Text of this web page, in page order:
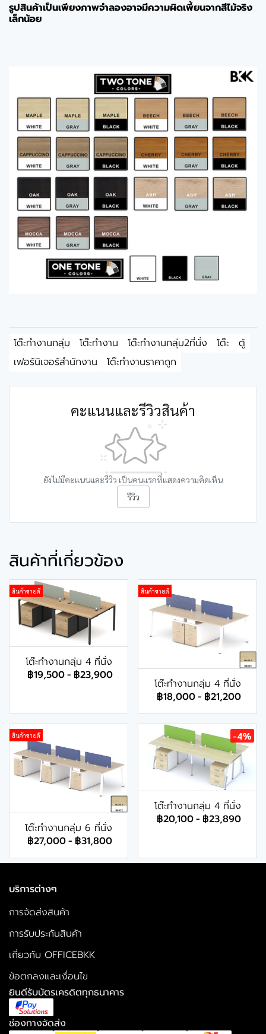
รูปสินค้าเป็นเพียงภาพจำลองอาจมีความผิดเพี้ยนจากสีไม้จริง
เล็กน้อย
โต๊ะทำงานกลุ่ม โต๊ะทำงาน โต๊ะทำงานกลุ่ม2ที่นั่ง โต๊ะ
ตู้
เฟอร์นิเจอร์สำนักงาน
โต๊ะทำงานราคาถูก
คะแนนและรีวิวสินค้า
ยังไม่มีคะแนนและรีวิว เป็นคนแรกที่แสดงความคิดเห็น
รีวิว
สินค้าที่เกี่ยวข้อง
สินค้าขายดี
โต๊ะทำงานกลุ่ม 4 ที่นั่ง
฿19,500- ฿23,900
สินค้าขายดี
โต๊ะทำงานกลุ่ม 4 ที่นั่ง
฿18,000- ฿21,200
สินค้าขายดี
โต๊ะทำงานกลุ่ม 6 ที่นั่ง
฿27,000- ฿31,800
-4%
โต๊ะทำงานกลุ่ม 4 ที่นั่ง
฿20,100- ฿23,890
บริการต่างๆ
การจัดส่งสินค้า
การรับประกันสินค้า
เกี่ยวกับ OFFICEBKK
ข้อตกลงและเงื่อนไข
ยินดีรับบัตรเครดิตทุกธนาคาร
ช่องทางจัดส่ง